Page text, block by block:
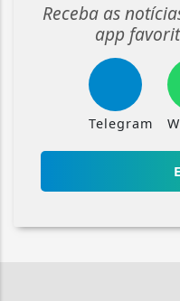
Receba as
app
Telegram